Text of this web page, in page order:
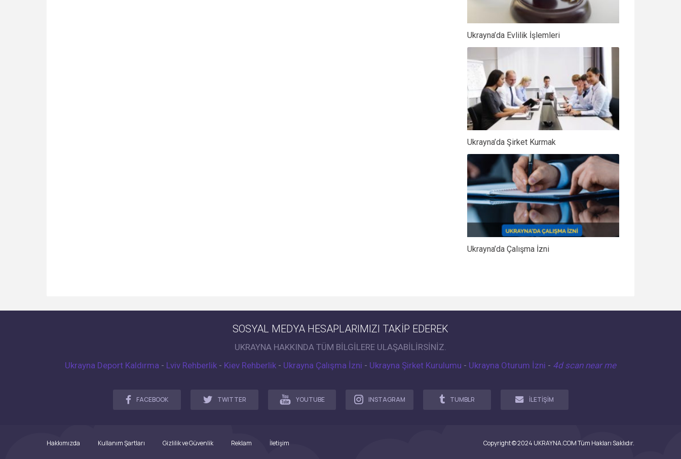
Ukrayna’da Evlilik İşlemleri
Ukrayna’da Şirket Kurmak
Ukrayna’da Çalışma İzni
SOSYAL MEDYA HESAPLARIMIZI TAKİP EDEREK
UKRAYNA HAKKINDA TÜM BİLGİLERE ULAŞABİLİRSİNİZ.
Ukrayna Deport Kaldırma - Lviv Rehberlik - Kiev Rehberlik - Ukrayna Çalışma İzni - Ukrayna Şirket Kurulumu - Ukrayna Oturum İzni - 4d scan near me
FACEBOOK TWITTER YOUTUBE INSTAGRAM TUMBLR İLETİŞİM
Hakkımızda Kullanım Şartları Gizlilik ve Güvenlik Reklam İletişim Copyright © 2024 UKRAYNA.COM Tüm Hakları Saklıdır.